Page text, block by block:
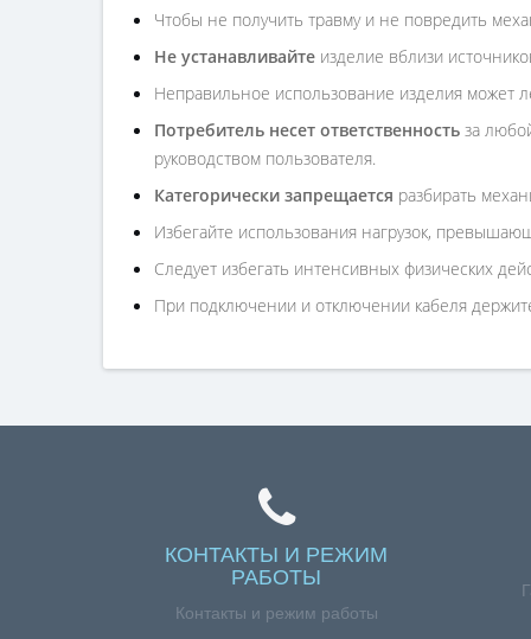
Чтобы не получить травму и не повредить
Не устанавливайте изделие вблизи
Неправильное использование изделия может
Потребитель несет ответственность за
руководством пользователя.
Категорически запрещается разбирать
Избегайте использования нагрузок,
Следует избегать интенсивных физических
При подключении и отключении кабеля
КОНТАКТЫ И РЕЖИМ
РАБОТЫ
Контакты и режим работы